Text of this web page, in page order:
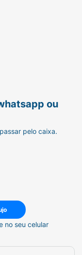
de
deste
verificar
sendo eficaz
do seu
ou
pelo caixa.
no seu celular